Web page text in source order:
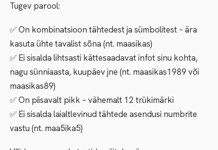
Tugev parool:
✅ On kombinatsioon tähtedest ja sümbolitest – ära
kasuta ühte tavalist sõna (nt. maasikas)
✅ Ei sisalda lihtsasti kättesaadavat infot sinu kohta,
nagu sünniaasta, kuupäev jne (nt. maasikas1989 või
maasikas89)
✅ On piisavalt pikk – vähemalt 12 trükimärki
✅ Ei sisalda laialtlevinud tähtede asendusi numbrite
vastu (nt. maa5ika5)